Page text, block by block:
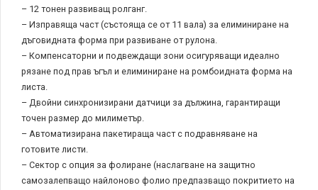
– 12 тонен развиващ ролганг.
– Изправяща част (състояща се от 11 вала) за елиминиране на
дъговидната форма при развиване от рулона.
– Компенсаторни и подвеждащи зони осигуряващи идеално
рязане под прав ъгъл и елиминиране на ромбоидната форма на
листа.
– Двойни синхронизирани датчици за дължина, гарантиращи
точен размер до милиметър.
– Автоматизирана пакетираща част с подравняване на
готовите листи.
– Сектор с опция за фолиране (наслагване на защитно
самозалепващо найлоново фолио предпазващо покритието на